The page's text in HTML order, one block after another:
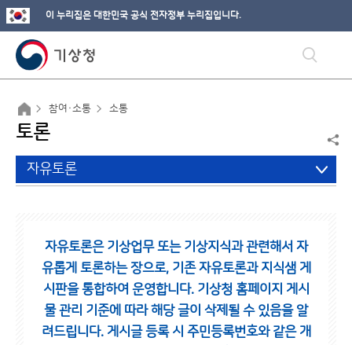
이 누리집은 대한민국 공식 전자정부 누리집입니다.
참여·소통 소통
토론
자유토론
자유토론은 기상업무 또는 기상지식과 관련해서 자
유롭게 토론하는 장으로, 기존 자유토론과 지식샘 게
시판을 통합하여 운영합니다. 기상청 홈페이지 게시
물 관리 기준에 따라 해당 글이 삭제될 수 있음을 알
려드립니다. 게시글 등록 시 주민등록번호와 같은 개